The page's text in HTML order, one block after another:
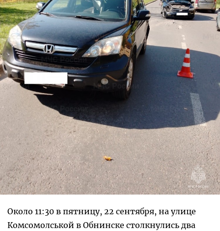
Около 11:30 в пятницу, 22 сентября, на улице
Комсомолськой в Обнинске столкнулись два